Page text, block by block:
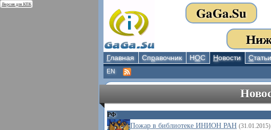
Версия для КПК GaGa.Su
Главная Справочник НОС Новости Статьи
EN
РФ
Пожар в библиотеке ИНИОН РАН (31.01.2015)